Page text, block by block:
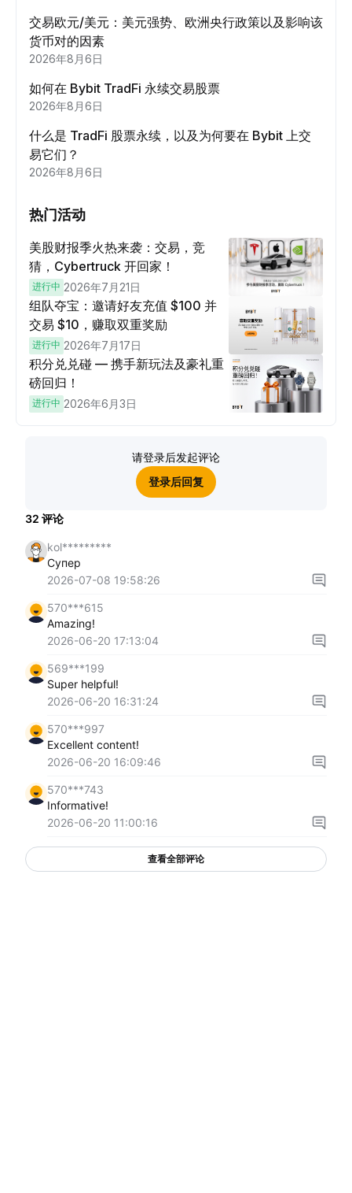
交易欧元/美元：美元强势、欧洲央行政策以及影响该
货币对的因素
2026年8月6日
如何在 Bybit TradFi 永续交易股票
2026年8月6日
什么是 TradFi 股票永续，以及为何要在 Bybit 上交
易它们？
2026年8月6日
热门活动
美股财报季火热来袭：交易，竞
猜，Cybertruck 开回家！
进行中 2026年7月21日
组队夺宝：邀请好友充值 $100 并
交易 $10，赚取双重奖励
进行中 2026年7月17日
积分兑兑碰 — 携手新玩法及豪礼重
磅回归！
进行中 2026年6月3日
请登录后发起评论
登录后回复
32 评论
kol*********
Супер
2026-07-08 19:58:26
570***615
Amazing!
2026-06-20 17:13:04
569***199
Super helpful!
2026-06-20 16:31:24
570***997
Excellent content!
2026-06-20 16:09:46
570***743
Informative!
2026-06-20 11:00:16
查看全部评论